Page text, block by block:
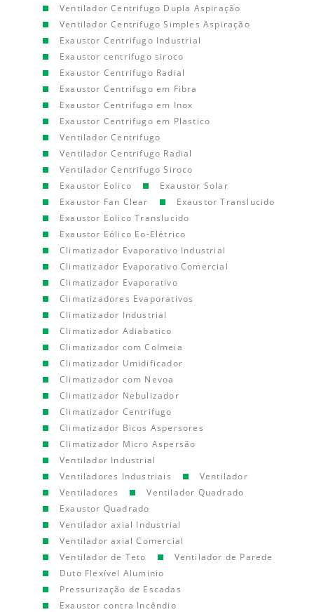
Ventilador Centrifugo Dupla Aspiração
Ventilador Centrifugo Simples Aspiração
Exaustor Centrifugo Industrial
Exaustor centrifugo siroco
Exaustor Centrifugo Radial
Exaustor Centrifugo em Fibra
Exaustor Centrifugo em Inox
Exaustor Centrifugo em Plastico
Ventilador Centrifugo
Ventilador Centrifugo Radial
Ventilador Centrifugo Siroco
Exaustor Eolico
Exaustor Solar
Exaustor Fan Clear
Exaustor Translucido
Exaustor Eolico Translucido
Exaustor Eólico Eo-Elétrico
Climatizador Evaporativo Industrial
Climatizador Evaporativo Comercial
Climatizador Evaporativo
Climatizadores Evaporativos
Climatizador Industrial
Climatizador Adiabatico
Climatizador com Colmeia
Climatizador Umidificador
Climatizador com Nevoa
Climatizador Nebulizador
Climatizador Centrifugo
Climatizador Bicos Aspersores
Climatizador Micro Aspersão
Ventilador Industrial
Ventiladores Industriais
Ventilador
Ventiladores
Ventilador Quadrado
Exaustor Quadrado
Ventilador axial Industrial
Ventilador axial Comercial
Ventilador de Teto
Ventilador de Parede
Duto Flexível Aluminio
Pressurização de Escadas
Exaustor contra Incêndio